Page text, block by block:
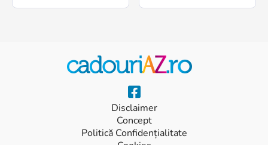
Disclaimer
Concept
Politică Confidențialitate